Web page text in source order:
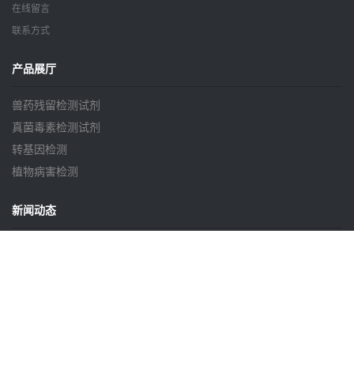
在线留言
联系方式
产品展厅
兽药残留检测试剂
真菌毒素检测试剂
转基因检测
植物病害检测
新闻动态